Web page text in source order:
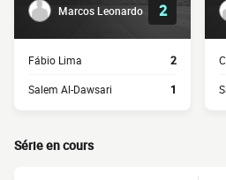
Marcos Leonardo 2
Fábio Lima 2
Salem Al-Dawsari 1
Série en cours